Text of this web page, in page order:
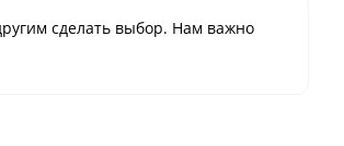
сделать выбор. Нам важно